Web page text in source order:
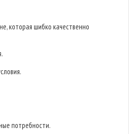
которая шибко качественно
потребности.